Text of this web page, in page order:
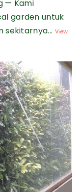
— Kami
garden untuk
sekitarnya... View